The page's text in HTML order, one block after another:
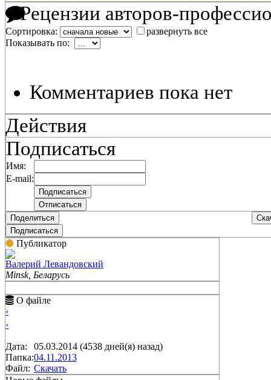
Рецензии авторов-
Сортировка:
развернуть все
Показывать по:
Комментариев пока нет
Действия
Подписаться
Имя:
E-mail:
Поделиться
Подписаться
Публикатор
Валерий Левандовский
Minsk, Беларусь
О файле
‹
›
Дата:
05.03.2014 (4538 дней(я) назад)
Папка:04.11.2013
Файл: Скачать